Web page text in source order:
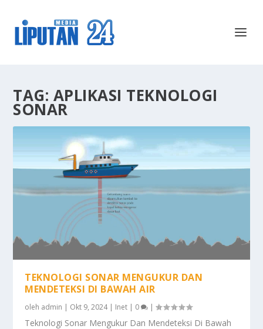
TAG: APLIKASI TEKNOLOGI
SONAR
TEKNOLOGI SONAR MENGUKUR DAN
MENDETEKSI DI BAWAH AIR
oleh admin | Okt 9, 2024| Inet | 0 |
Teknologi Sonar Mengukur Dan Mendeteksi Di Bawah